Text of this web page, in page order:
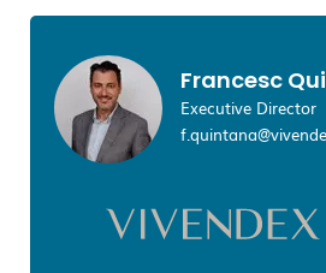
Francesc
Executive Director